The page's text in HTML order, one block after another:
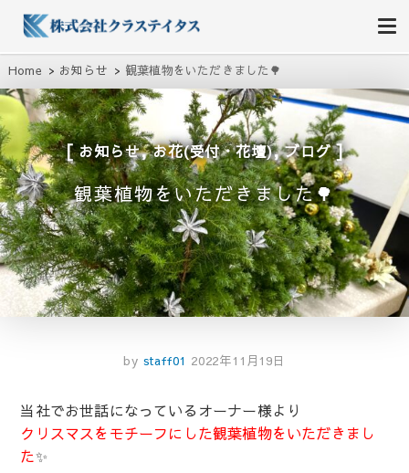
株式会社クラステイタス
地域のコミュニティーを大切にする企業
Home お知らせ 観葉植物をいただきました🌳
お知らせ,お花(受付・花壇),ブログ
観葉植物をいただきました🌳
by staff01 2022年11月19日
当社でお世話になっているオーナー様より
クリスマスをモチーフにした観葉植物をいただきまし
た✨